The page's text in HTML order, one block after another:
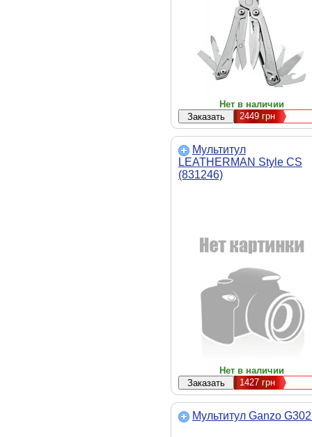
Нет в наличии
2449 грн
Мультитул
LEATHERMAN Style CS
(831246)
Нет в наличии
1427 грн
Мультитул Ganzo